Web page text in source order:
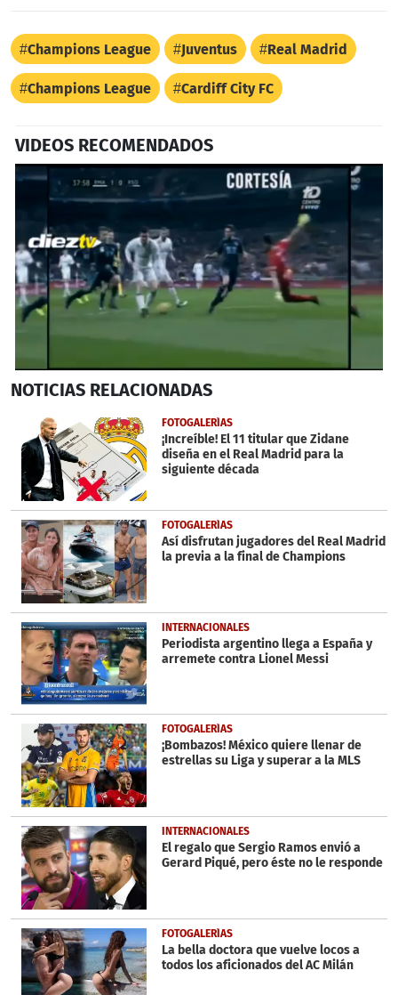
Champions League Juventus Real Madrid
Champions League Cardiff City FC
VIDEOS RECOMENDADOS
seconds
minute,
23
seconds
NOTICIAS RELACIONADAS
FOTOGALERÍAS
¡Increíble! El 11 titular que Zidane
diseña en el Real Madrid para la
siguiente década
FOTOGALERÍAS
Así disfrutan jugadores del Real Madrid
la previa a la final de Champions
INTERNACIONALES
Periodista argentino llega a España y
arremete contra Lionel Messi
FOTOGALERÍAS
¡Bombazos! México quiere llenar de
estrellas su Liga y superar a la MLS
INTERNACIONALES
El regalo que Sergio Ramos envió a
Gerard Piqué, pero éste no le responde
FOTOGALERÍAS
La bella doctora que vuelve locos a
todos los aficionados del AC Milán